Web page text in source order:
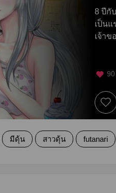
​8 ปีกั
เป็นแ
เจ้า
90
มีดุ้น สาวดุ้น futanari